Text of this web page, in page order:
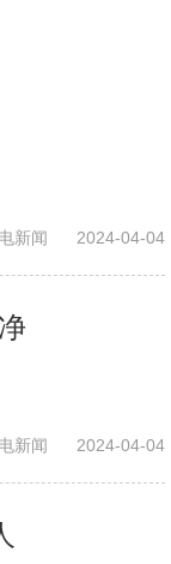
新闻 2024-04-04
新闻 2024-04-04